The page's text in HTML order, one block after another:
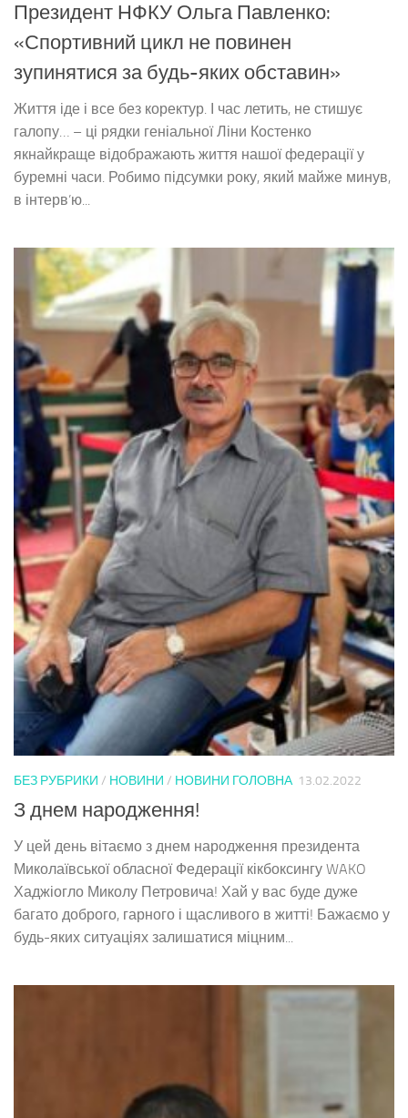
Президент НФКУ Ольга Павленко:
«Спортивний цикл не повинен
зупинятися за будь-яких обставин»
Життя іде і все без коректур. І час летить, не стишує
галопу… – ці рядки геніальної Ліни Костенко
якнайкраще відображають життя нашої федерації у
буремні часи. Робимо підсумки року, який майже минув,
в інтерв’ю...
БЕЗ РУБРИКИ / НОВИНИ / НОВИНИ ГОЛОВНА 13.02.2022
З днем народження!
У цей день вітаємо з днем народження президента
Миколаївської обласної Федерації кікбоксингу WAKO
Хаджіогло Миколу Петровича! Хай у вас буде дуже
багато доброго, гарного і щасливого в житті! Бажаємо у
будь-яких ситуаціях залишатися міцним...